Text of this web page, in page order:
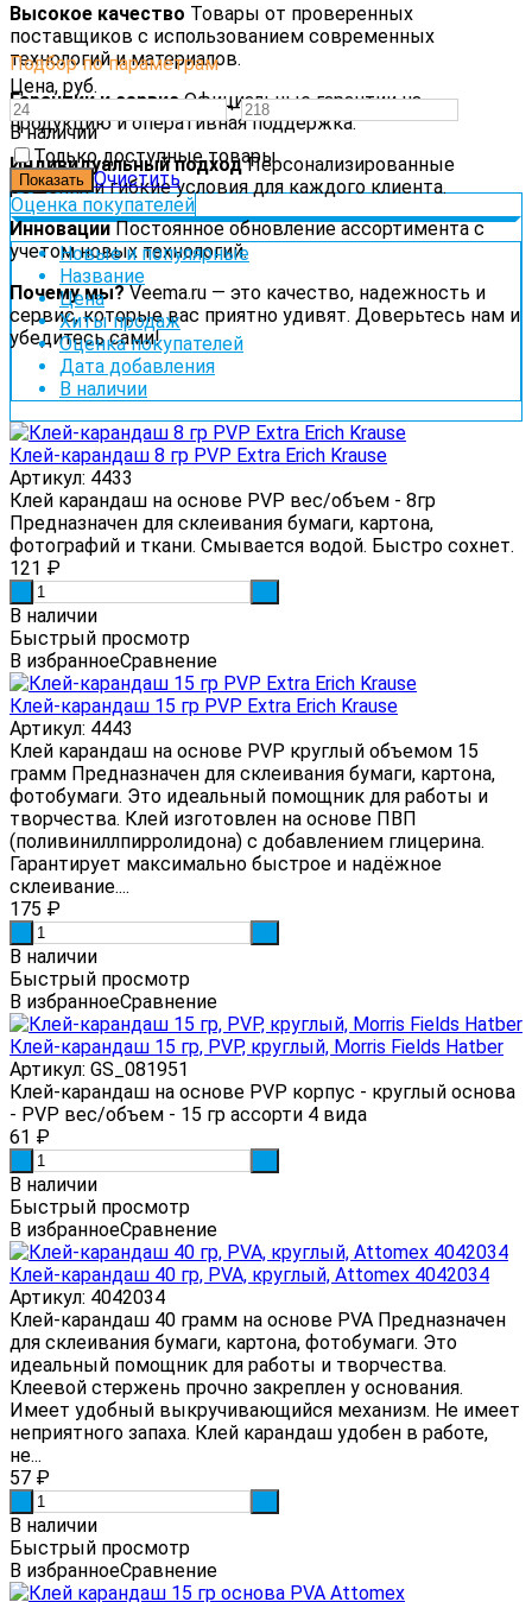
Высокое качество Товары от проверенных
поставщиков с использованием современных
технологий и материалов.
Гарантии и сервисОфициальные гарантии на
продукцию и оперативная поддержка.
Индивидуальный подходПерсонализированные
решения и гибкие условия для каждого клиента.
ИнновацииПостоянное обновление ассортимента с
учетом новых технологий.
Почему мы?Veema.ru — это качество, надежность и
сервис, которые вас приятно удивят. Доверьтесь нам и
убедитесь сами!
Подбор по параметрам
Цена, руб.
—
В наличии
Только доступные товары
Очистить
Оценка покупателей
Новые и популярные
Название
Цена
Хиты продаж
Оценка покупателей
Дата добавления
В наличии
Клей-карандаш 8 гр PVP Extra Erich Krause
Артикул: 4433
Клей карандаш на основе PVP вес/объем - 8гр
Предназначен для склеивания бумаги, картона,
фотографий и ткани. Смывается водой. Быстро сохнет.
121 ₽
В наличии
Быстрый просмотр
В избранноеСравнение
Клей-карандаш 15 гр PVP Extra Erich Krause
Артикул: 4443
Клей карандаш на основе PVP круглый объемом 15
грамм Предназначен для склеивания бумаги, картона,
фотобумаги. Это идеальный помощник для работы и
творчества. Клей изготовлен на основе ПВП
(поливиниллпирролидона) с добавлением глицерина.
Гарантирует максимально быстрое и надёжное
склеивание....
175 ₽
В наличии
Быстрый просмотр
В избранноеСравнение
Клей-карандаш 15 гр, PVP, круглый, Morris Fields Hatber
Артикул: GS_081951
Клей-карандаш на основе PVP корпус - круглый основа
- PVP вес/объем - 15 гр ассорти 4 вида
61 ₽
В наличии
Быстрый просмотр
В избранноеСравнение
Клей-карандаш 40 гр, PVA, круглый, Attomex 4042034
Артикул: 4042034
Клей-карандаш 40 грамм на основе PVA Предназначен
для склеивания бумаги, картона, фотобумаги. Это
идеальный помощник для работы и творчества.
Клеевой стержень прочно закреплен у основания.
Имеет удобный выкручивающийся механизм. Не имеет
неприятного запаха. Клей карандаш удобен в работе,
не...
57 ₽
В наличии
Быстрый просмотр
В избранноеСравнение